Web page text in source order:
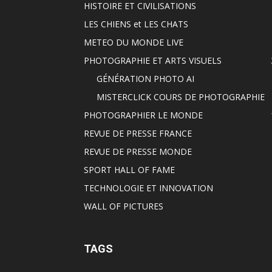
HISTOIRE ET CIVILISATIONS
LES CHIENS et LES CHATS
METEO DU MONDE LIVE
PHOTOGRAPHIE ET ARTS VISUELS
GÉNÉRATION PHOTO AI
MISTERCLICK COURS DE PHOTOGRAPHIE
PHOTOGRAPHIER LE MONDE
REVUE DE PRESSE FRANCE
REVUE DE PRESSE MONDE
SPORT HALL OF FAME
TECHNOLOGIE ET INNOVATION
WALL OF PICTURES
TAGS